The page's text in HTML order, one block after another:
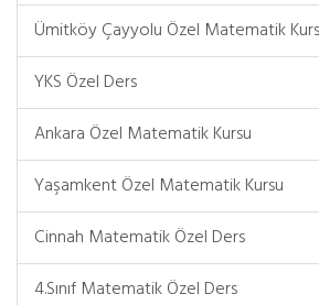
Ümitköy Çayyolu Özel Matematik
YKS Özel Ders
Ankara Özel Matematik Kursu
Yaşamkent Özel Matematik Kursu
Cinnah Matematik Özel Ders
4.Sınıf Matematik Özel Ders